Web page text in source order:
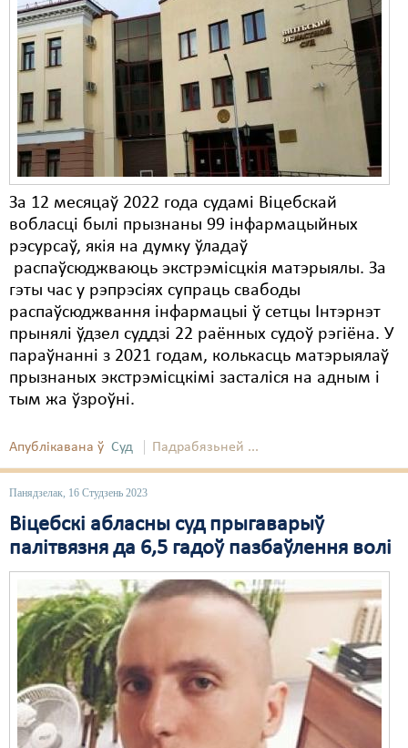
За 12 месяцаў 2022 года судамі Віцебскай
вобласці былі прызнаны 99 інфармацыйных
рэсурсаў, якія на думку ўладаў
распаўсюджваюць экстрэмісцкія матэрыялы. За
гэты час у рэпрэсіях супраць свабоды
распаўсюджвання інфармацыі ў сетцы Інтэрнэт
прынялі ўдзел суддзі 22 раённых судоў рэгіёна. У
параўнанні з 2021 годам, колькасць матэрыялаў
прызнаных экстрэмісцкімі засталіся на адным і
тым жа ўзроўні.
Апублікавана ў Суд Падрабязьней ...
Панядзелак, 16 Студзень 2023
Віцебскі абласны суд прыгаварыў
палітвязня да 6,5 гадоў пазбаўлення волі
Затрыманьні
Карная псыхіятрыя
Культурныя правы
ЛПП
Мірныя сходы
Палітвязьні
Праваабаронцы
Правы дзіцяці
Пэнітэнцыярная сыстэма
Распальваньне варожасьці
Рознае
Свабода сумленьня
Суд
Сьмяротнае пакараньне
Экалёгія
Правы працоўных
Сацыяльныя правы